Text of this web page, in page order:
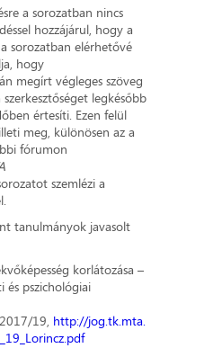
a sorozatban nincs
hozzájárul, hogy a
sorozatban elérhetővé
hogy
megírt végleges szöveg
legkésőbb
értesíti. Ezen felül
meg, különösen az a
fórumon
szemlézi a
tanulmányok javasolt
korlátozása –
és pszichológiai
2017/19, http://jog.tk.mta.